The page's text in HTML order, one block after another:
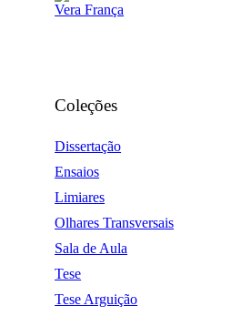
Vera França
Coleções
Dissertação
Ensaios
Limiares
Olhares Transversais
Sala de Aula
Tese
Tese Arguição